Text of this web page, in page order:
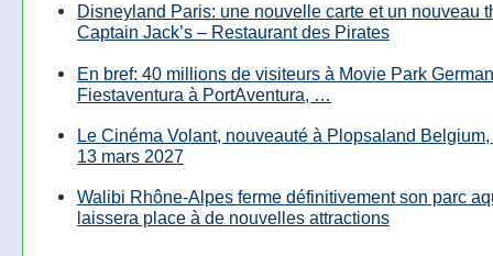
Disneyland Paris: une nouvelle carte et un nouveau
Captain Jack’s – Restaurant des Pirates
En bref: 40 millions de visiteurs à Movie Park
Fiestaventura à PortAventura, …
Le Cinéma Volant, nouveauté à Plopsaland
13 mars 2027
Walibi Rhône-Alpes ferme définitivement son parc
laissera place à de nouvelles attractions